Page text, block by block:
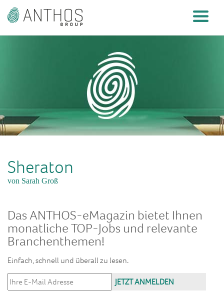
Sheraton
von Sarah Groß
Das ANTHOS-eMagazin bietet Ihnen
monatliche TOP-Jobs und relevante
Branchenthemen!
Einfach, schnell und überall zu lesen.